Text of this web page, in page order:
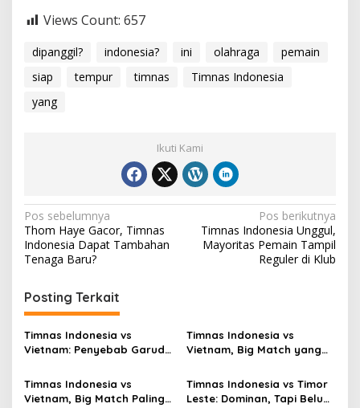
Views Count: 657
dipanggil? indonesia? ini olahraga
pemain
siap
tempur timnas
Timnas Indonesia
yang
Ikuti Kami
Navigasi
pos
Pos sebelumnya
Thom Haye Gacor, Timnas
Indonesia Dapat Tambahan
Tenaga Baru?
Pos berikutnya
Timnas Indonesia Unggul,
Mayoritas Pemain Tampil
Reguler di Klub
Posting Terkait
Timnas Indonesia vs
Vietnam: Penyebab Garuda
Timnas Indonesia vs
Vietnam, Big Match yang
Timnas Indonesia vs
Vietnam, Big Match Paling
Timnas Indonesia vs Timor
Leste: Dominan, Tapi Belum